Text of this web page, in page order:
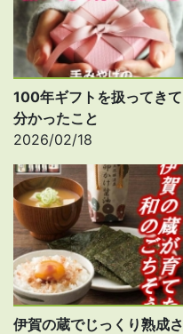
100年ギフトを扱ってきて
分かったこと
2026/02/18
伊賀の蔵でじっくり熟成さ